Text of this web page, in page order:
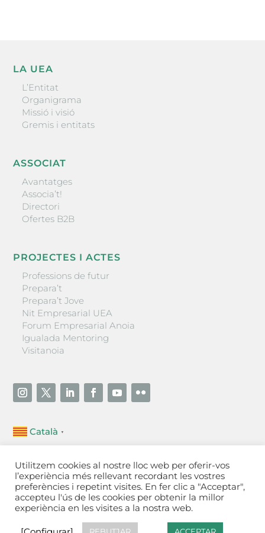
LA UEA
L’Entitat
Organigrama
Missió i visió
Gremis i entitats
ASSOCIAT
Avantatges
Associa’t!
Directori
Ofertes B2B
PROJECTES I ACTES
Professions de futur
Prepara’t
Prepara’t Jove
Nit Empresarial UEA
Forum Empresarial Anoia
Igualada Mentoring
Visitanoia
Català ▼
Unió Empresarial de l’Anoia (UEA)
Ctra. de Manresa, 131, 08700 – Igualada (Barcelona)
Tel 93 805 22 92
Contactar
de cookies [Configurar]
Utilitzem cookies al nostre lloc web per oferir-vos
l’experiència més rellevant recordant les vostres
preferències i repetint visites. En fer clic a "Acceptar",
accepteu l'ús de les cookies per obtenir la millor
experiència en les visites a la nostra web.